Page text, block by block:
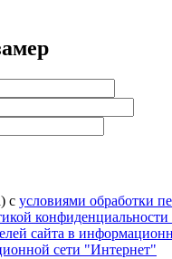
с условиями обработки
конфиденциальности
сайта в
сети "Интернет"